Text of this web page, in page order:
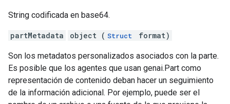
String codificada en base64.
partMetadata object ( Struct format)
Son los metadatos personalizados asociados con la parte.
Es posible que los agentes que usan genai.Part como
representación de contenido deban hacer un seguimiento
de la información adicional. Por ejemplo, puede ser el